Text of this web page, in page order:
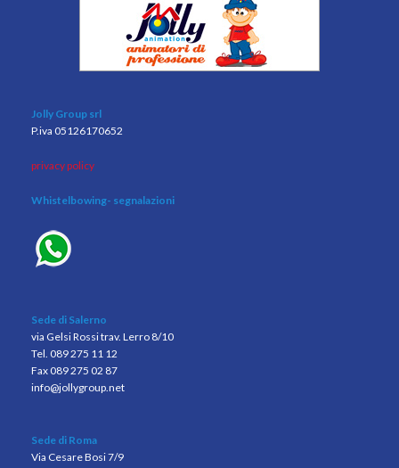
Jolly Group srl
P.iva 05126170652
privacy policy
Whistelbowing- segnalazioni
Sede di Salerno
via Gelsi Rossi trav. Lerro 8/10
Tel. 089 275 11 12
Fax 089 275 02 87
info@jollygroup.net
Sede di Roma
Via Cesare Bosi 7/9